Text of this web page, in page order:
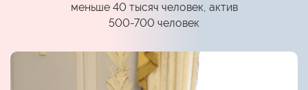
меньше 40 тысяч человек, актив
500-700 человек